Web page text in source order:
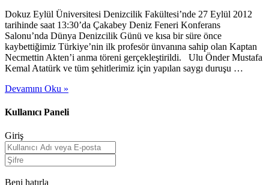
Dokuz Eylül Üniversitesi Denizcilik Fakültesi’nde 27 Eylül 2012
tarihinde saat 13:30’da Çakabey Deniz Feneri Konferans
Salonu’nda Dünya Denizcilik Günü ve kısa bir süre önce
kaybettiğimiz Türkiye’nin ilk profesör ünvanına sahip olan Kaptan
Necmettin Akten’i anma töreni gerçekleştirildi. Ulu Önder Mustafa
Kemal Atatürk ve tüm şehitlerimiz için yapılan saygı duruşu …
Devamını Oku »
Kullanıcı Paneli
Giriş
Beni hatırla